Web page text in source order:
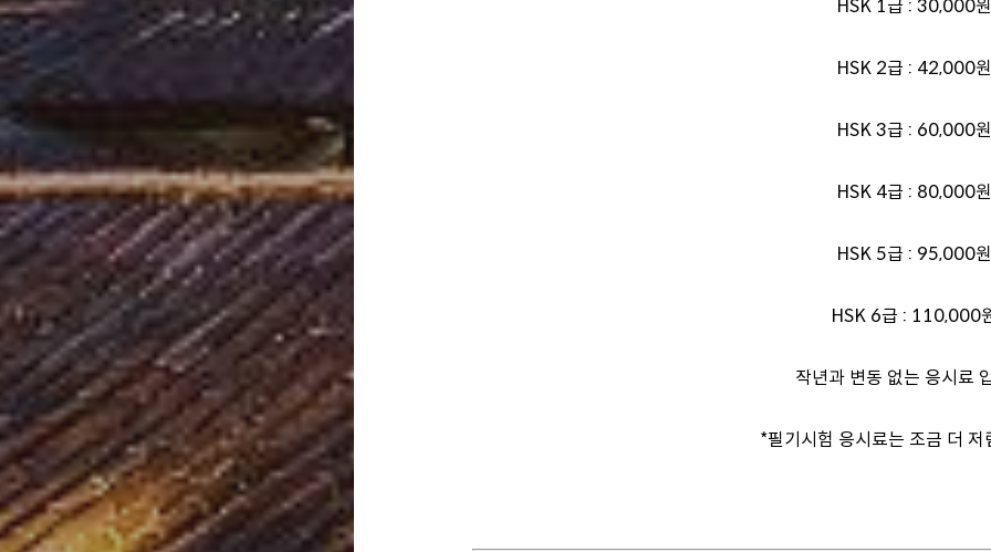
HSK 1급 : 30,000원
HSK 2급 : 42,000원
HSK 3급 : 60,000원
HSK 4급 : 80,000원
HSK 5급 : 95,000원
HSK 6급 : 110,000
작년과 변동 없는 응시료
*필기시험 응시료는 조금 더